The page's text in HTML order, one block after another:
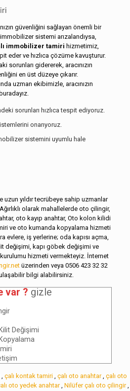
güvenliğini sağlayan önemli bir
immobilizer sistemi arızalandıysa,
immobilizer tamiri hizmetimiz,
eder ve hızlıca çözüme kavuşturur.
sorunları gidererek, aracınızın
en üst düzeye çıkarır.
uzman ekibimizle, aracınızın
sorunları hızlıca tespit ediyoruz.
onarıyoruz.
sistemini uyumlu hale
uzun yıldır tecrübeye sahip uzmanlar
olarak mahallelerde oto çilingir,
oto kayıp anahtar, Oto kolon kilidi
ve oto kumanda kopyalama hizmeti
evlere, iş yerlerine; oda kapısı açma,
değişimi, kapı göbek değişimi ve
hizmeti vermekteyiz. İnternet
üzerinden veya 0506 423 32 32
bilgi alabilirsiniz.
var ? gizle
Değişimi
çalı kontak tamiri çalı oto anahtar, çalı oto
oto yedek anahtar, Nilüfer çalı oto çilingir,